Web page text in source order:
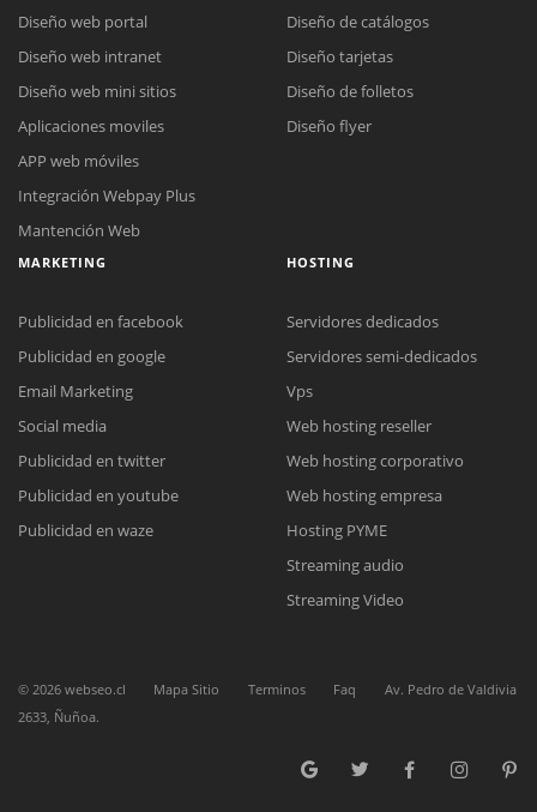
Reunión online
Nuestros ejecutivos le enviarán un correo electrónico con el enlace a
Cotización
Complete el formulario y nos contactaremos a la brevedad.
Chat Online
Todos nuestros ejecutivos están fuera de línea. Complete el formulario
para enviarnos un correo electrónico con sus datos personales.
Diseño web portal
Diseño web intranet
Diseño web mini sitios
Aplicaciones moviles
APP web móviles
Integración Webpay Plus
Mantención Web
Diseño de catálogos
Diseño tarjetas
Diseño de folletos
Diseño flyer
MARKETING
Publicidad en facebook
Publicidad en google
Email Marketing
Social media
Publicidad en twitter
Publicidad en youtube
Publicidad en waze
HOSTING
Servidores dedicados
Servidores semi-dedicados
Vps
Web hosting reseller
Web hosting corporativo
Web hosting empresa
Hosting PYME
Streaming audio
Streaming Video
© 2026 webseo.cl Mapa Sitio Terminos Faq
Av. Pedro de Valdivia
2633, Ñuñoa.